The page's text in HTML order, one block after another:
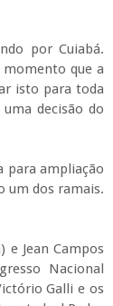
por Cuiabá.
que a
isto para toda
decisão do
para ampliação
um dos ramais.
Jean Campos
Nacional
Galli e os